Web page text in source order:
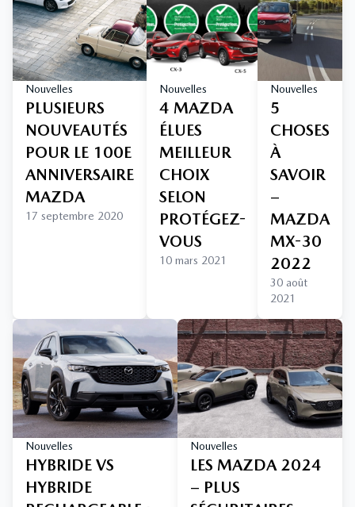
Nouvelles
PLUSIEURS
NOUVEAUTÉS
POUR LE 100E
ANNIVERSAIRE
MAZDA
17 septembre 2020
Nouvelles
4 MAZDA
ÉLUES
MEILLEUR
CHOIX
SELON
PROTÉGEZ-
VOUS
10 mars 2021
Nouvelles
5
CHOSES
À
SAVOIR
–
MAZDA
MX-30
2022
30 août
2021
Nouvelles
HYBRIDE VS
HYBRIDE
Nouvelles
LES MAZDA 2024
– PLUS